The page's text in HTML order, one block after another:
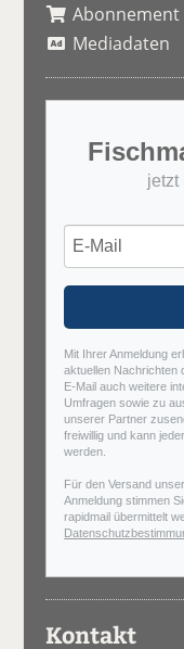
Abonnement
Mediadaten
jetzt
Mit Ihrer Anmeldung
aktuellen Nachrichten
E-Mail auch weitere
Umfragen sowie zu
unserer Partner
freiwillig und kann
werden.
Für den Versand
Anmeldung stimmen
rapidmail übermittelt
Kontakt